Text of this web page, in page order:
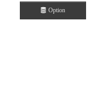
Option